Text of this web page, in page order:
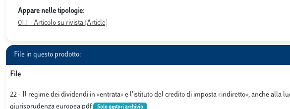
Appare nelle tipologie:
01.1 - Articolo su rivista (Article)
File in questo prodotto:
File
22 - Il regime dei dividendi in «entrata» e l’istituto del credito di imposta «indiretto», anche alla
giurisprudenza europea.pdf
Solo gestori archivio